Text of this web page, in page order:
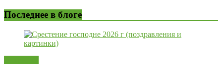
Последнее в блоге